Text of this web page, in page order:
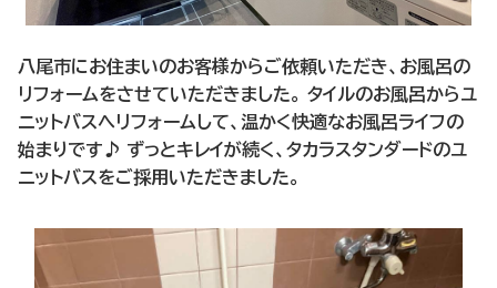
八尾市にお住まいのお客様からご依頼いただき、お風呂の
リフォームをさせていただきました。 タイルのお風呂からユ
ニットバスへリフォームして、温かく快適なお風呂ライフの
始まりです♪ ずっとキレイが続く、タカラスタンダードのユ
ニットバスをご採用いただきました。